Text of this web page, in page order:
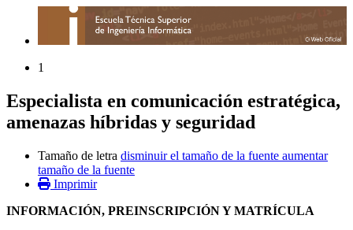
1
Especialista en comunicación estratégica,
amenazas híbridas y seguridad
Tamaño de letra disminuir el tamaño de la fuente aumentar
tamaño de la fuente
Imprimir
INFORMACIÓN, PREINSCRIPCIÓN Y MATRÍCULA